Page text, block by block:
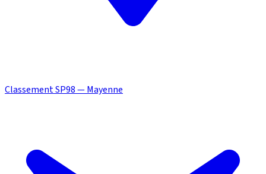
Classement SP98 — Mayenne